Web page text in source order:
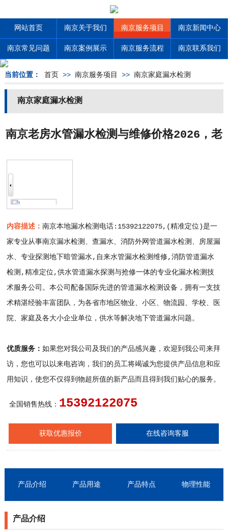
网站首页 南京关于我们 南京服务项目 南京新闻中心
南京常见问题 南京案例展示 南京服务流程 南京联系我们
当前位置： 首页 >> 南京服务项目 >> 南京家庭漏水检测
南京家庭漏水检测
南京老房水管漏水检测与维修价格2026，老
内容描述：南京本地漏水检测电话:15392122075,(精准定位)是一
家专业从事南京漏水检测、查漏水、消防外网管道漏水检测、房屋漏
水、专业探测地下暗管漏水,自来水管漏水检测维修,消防管道漏水
检测,精准定位,供水管道漏水探测与抢修一体的专业化漏水检测技
术服务公司。本公司配备国际先进的管道漏水检测设备，拥有一支技
术精湛经验丰富团队，为各省市地区物业、小区、物流园、学校、医
院、家庭及各大小企业单位，供水等解决地下管道漏水问题。
优质服务：如果您对我公司及我们的产品感兴趣，欢迎到我公司来拜
访，您也可以以来电咨询，我们的员工将竭诚为您提供产品信息和应
用知识，使您不仅得到物超所值的新产品而且得到我们贴心的服务。
全国销售热线： 15392122075
获取优惠报价 在线咨询客服
产品介绍 产品用途 产品特点 物理性能
产品介绍